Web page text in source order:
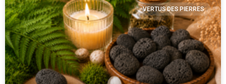
VERTUS DES PIERRES